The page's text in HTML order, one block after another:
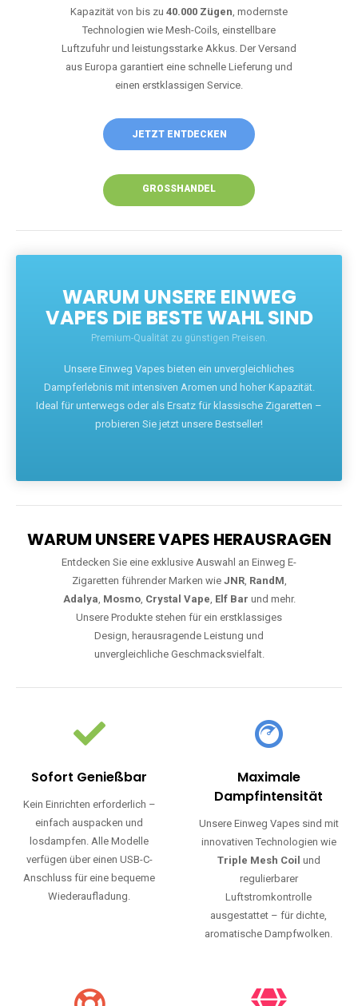
Kapazität von bis zu 40.000 Zügen, modernste
Technologien wie Mesh-Coils, einstellbare
Luftzufuhr und leistungsstarke Akkus. Der Versand
aus Europa garantiert eine schnelle Lieferung und
einen erstklassigen Service.
JETZT ENTDECKEN
GROSSHANDEL
WARUM UNSERE EINWEG
VAPES DIE BESTE WAHL SIND
Premium-Qualität zu günstigen Preisen.
Unsere Einweg Vapes bieten ein unvergleichliches
Dampferlebnis mit intensiven Aromen und hoher Kapazität.
Ideal für unterwegs oder als Ersatz für klassische Zigaretten –
probieren Sie jetzt unsere Bestseller!
WARUM UNSERE VAPES HERAUSRAGEN
Entdecken Sie eine exklusive Auswahl an Einweg E-
Zigaretten führender Marken wie JNR, RandM,
Adalya, Mosmo, Crystal Vape, Elf Bar und mehr.
Unsere Produkte stehen für ein erstklassiges
Design, herausragende Leistung und
unvergleichliche Geschmacksvielfalt.
Sofort Genießbar
Kein Einrichten erforderlich –
einfach auspacken und
losdampfen. Alle Modelle
verfügen über einen USB-C-
Anschluss für eine bequeme
Wiederaufladung.
Maximale
Dampfintensität
Unsere Einweg Vapes sind mit
innovativen Technologien wie
Triple Mesh Coil und
regulierbarer
Luftstromkontrolle
ausgestattet – für dichte,
aromatische Dampfwolken.